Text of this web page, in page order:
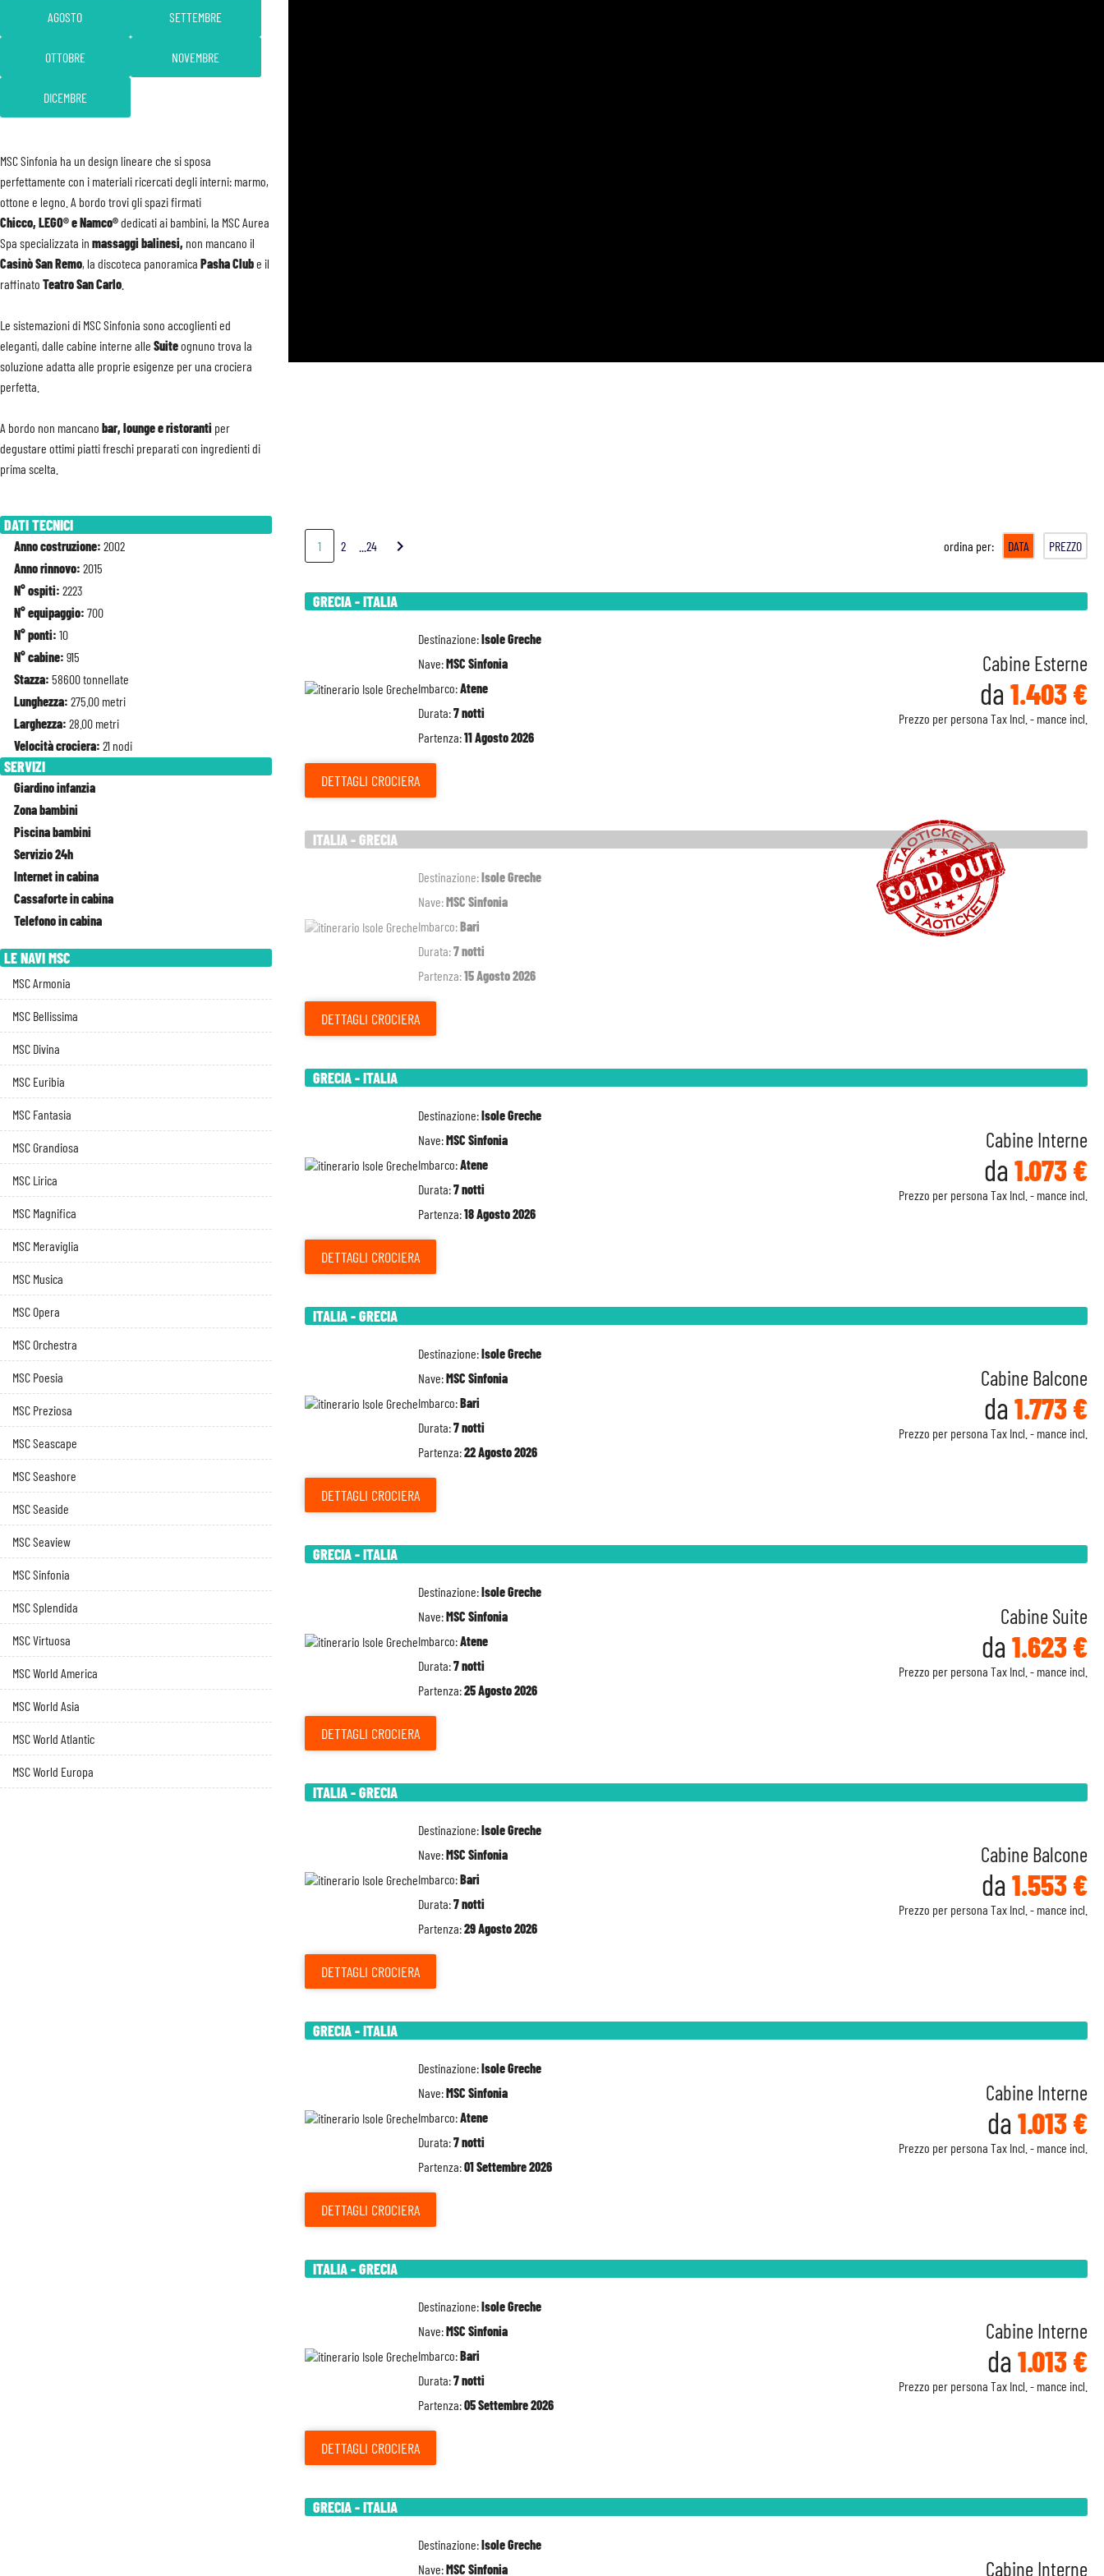
MSC Sinfonia ha un design lineare che si sposa
perfettamente con i materiali ricercati degli interni: marmo,
ottone e legno. A bordo trovi gli spazi firmati
Chicco, LEGO® e Namco®dedicati ai bambini, la MSC Aurea
Spa specializzata in massaggi balinesi, non mancano il
Casinò San Remo, la discoteca panoramica Pasha Clube il
raffinato Teatro San Carlo
Le sistemazioni di MSC Sinfonia sono accoglienti ed
eleganti, dalle cabine interne alle Suiteognuno trova la
soluzione adatta alle proprie esigenze per una crociera
perfetta.
A bordo non mancano bar, lounge e ristoranti per
degustare ottimi piatti freschi preparati con ingredienti di
prima scelta.
1 2 ...24 chevron_right ordina per: DATA PREZZO
GRECIA - ITALIA
Destinazione:Isole Greche
Nave:MSC Sinfonia
Imbarco:Atene
Durata:7 notti
Partenza:11 Agosto 2026
Cabine Esterne
da 1.403 €
Prezzo per persona Tax Incl. - mance incl.
DETTAGLI CROCIERA
ITALIA - GRECIA
Destinazione:Isole Greche
Nave:MSC Sinfonia
Imbarco:Bari
Durata:7 notti
Partenza:15 Agosto 2026
DETTAGLI CROCIERA
GRECIA - ITALIA
Destinazione:Isole Greche
Nave:MSC Sinfonia
Imbarco:Atene
Durata:7 notti
Partenza:18 Agosto 2026
Cabine Interne
da 1.073 €
Prezzo per persona Tax Incl. - mance incl.
DETTAGLI CROCIERA
ITALIA - GRECIA
Destinazione:Isole Greche
Nave:MSC Sinfonia
Imbarco:Bari
Durata:7 notti
Partenza:22 Agosto 2026
Cabine Balcone
da 1.773 €
Prezzo per persona Tax Incl. - mance incl.
DETTAGLI CROCIERA
GRECIA - ITALIA
Destinazione:Isole Greche
Nave:MSC Sinfonia
Imbarco:Atene
Durata:7 notti
Partenza:25 Agosto 2026
Cabine Suite
da 1.623 €
Prezzo per persona Tax Incl. - mance incl.
DETTAGLI CROCIERA
ITALIA - GRECIA
Destinazione:Isole Greche
Nave:MSC Sinfonia
Imbarco:Bari
Durata:7 notti
Partenza:29 Agosto 2026
Cabine Balcone
da 1.553 €
Prezzo per persona Tax Incl. - mance incl.
DETTAGLI CROCIERA
GRECIA - ITALIA
Destinazione:Isole Greche
Nave:MSC Sinfonia
Imbarco:Atene
Durata:7 notti
Partenza:01 Settembre 2026
Cabine Interne
da 1.013 €
Prezzo per persona Tax Incl. - mance incl.
DETTAGLI CROCIERA
ITALIA - GRECIA
Destinazione:Isole Greche
Nave:MSC Sinfonia
Imbarco:Bari
Durata:7 notti
Partenza:05 Settembre 2026
Cabine Interne
da 1.013 €
Prezzo per persona Tax Incl. - mance incl.
DETTAGLI CROCIERA
GRECIA - ITALIA
Destinazione:Isole Greche
Nave:MSC Sinfonia Cabine Interne
DATI TECNICI
Anno costruzione: 2002
Anno rinnovo: 2015
N° ospiti: 2223
N° equipaggio: 700
N° ponti: 10
N° cabine: 915
Stazza: 58600 tonnellate
Lunghezza: 275.00 metri
Larghezza: 28.00 metri
Velocità crociera: 21 nodi
SERVIZI
Giardino infanzia
Zona bambini
Piscina bambini
Servizio 24h
Internet in cabina
Cassaforte in cabina
Telefono in cabina
AGOSTO SETTEMBRE
OTTOBRE NOVEMBRE
DICEMBRE
LE NAVI MSC
MSC Armonia
MSC Bellissima
MSC Divina
MSC Euribia
MSC Fantasia
MSC Grandiosa
MSC Lirica
MSC Magnifica
MSC Meraviglia
MSC Musica
MSC Opera
MSC Orchestra
MSC Poesia
MSC Preziosa
MSC Seascape
MSC Seashore
MSC Seaside
MSC Seaview
MSC Sinfonia
MSC Splendida
MSC Virtuosa
MSC World America
MSC World Asia
MSC World Atlantic
MSC World Europa